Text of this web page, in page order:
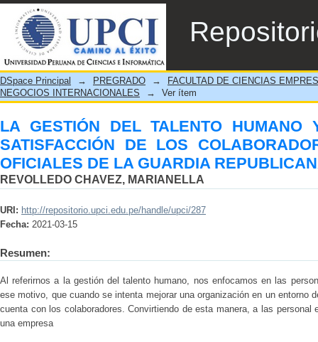
LA GESTIÓN DEL TALENTO
COLABORADORES DEL CIRCULO DE
DSpace Principal → PREGRADO →
FACULTAD DE CIENCIAS
NEGOCIOS INTERNACIONALES
→ Ver ítem
LA GESTIÓN DEL TALENTO
SATISFACCIÓN DE LOS
OFICIALES DE LA GUARDIA
REVOLLEDO CHAVEZ, MARIANELLA
URI: http://repositorio.upci.edu.pe/handle/upci/287
Fecha: 2021-03-15
Resumen:
Al referirnos a la gestión del talento humano, nos enfocamos en las
ese motivo, que cuando se intenta mejorar una organización en un entorno
cuenta con los colaboradores. Convirtiendo de esta manera, a las personal
una empresa